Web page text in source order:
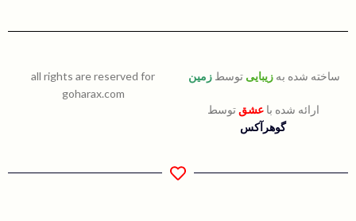
ساخته شده به زیبایی توسط زمین
ارائه شده باعشق توسط
گوهرآکس
all rights are reserved for
goharax.com